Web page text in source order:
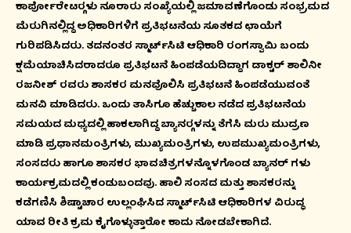
ಕಾರ್ಪೋರೇಟರ್‍ಗಳು ನೂರಾರು ಸಂಖ್ಯೆಯಲ್ಲಿ ಜಮಾವಣೆಗೊಂಡು ಸಂಭ್ರಮದ
ಮೆರುಗಿನಲ್ಲಿದ್ದ ಅಧಿಕಾರಿಗಳಿಗೆ ಪ್ರತಿಭಟನೆಯ ಸೂತಕದ ಛಾಯೆಗೆ
ಗುರಿಪಡಿಸಿದರು. ತದನಂತರ ಸ್ಮಾರ್ಟ್‍ಸಿಟಿ ಆಧಿಕಾರಿ ರಂಗಸ್ವಾಮಿ ಬಂದು
ಕ್ಷಮೆಯಾಚಿಸಿದರಾದರೂ ಪ್ರತಿಭಟನೆ ಹಿಂಪಡೆಯದಿದ್ದಾಗ ಡಾಕ್ಟರ್ ಶಾಲಿನೀ
ರಜನೀಶ್ ರವರು ಶಾಸಕರ ಮನವೊಲಿಸಿ ಪ್ರತಿಭಟನೆ ಹಿಂಪಡೆಯುವಂತೆ
ಮನವಿ ಮಾಡಿದರು. ಒಂದು ತಾಸಿಗೂ ಹೆಚ್ಚುಕಾಲ ನಡೆದ ಪ್ರತಿಭಟನೆಯ
ಸಮಯದ ಮಧ್ಯದಲ್ಲಿ ಹಾಕಲಾಗಿದ್ದ ಬ್ಯಾನರ್‍ಗಳನ್ನು ತೆಗೆಸಿ ಮರು ಮುದ್ರಣ
ಮಾಡಿ ಪ್ರಧಾನಮಂತ್ರಿಗಳು, ಮುಖ್ಯಮಂತ್ರಿಗಳು, ಉಪಮುಖ್ಯಮಂತ್ರಿಗಳು,
ಸಂಸದರು ಹಾಗೂ ಶಾಸಕರ ಭಾವಚಿತ್ರಗಳನ್ನೊಳಗೊಂಡ ಬ್ಯಾನರ್ ಗಳು
ಕಾರ್ಯಕ್ರಮದಲ್ಲಿ ಕಂಡುಬಂದವು. ಹಾಲಿ ಸಂಸದ ಮತ್ತು ಶಾಸಕರನ್ನು
ಕಡೆಗಣಿಸಿ ಶಿಷ್ಟಾಚಾರ ಉಲ್ಲಂಘಿಸಿದ ಸ್ಮಾರ್ಟ್‍ಸಿಟಿ ಆಧಿಕಾರಿಗಳ ವಿರುದ್ಧ
ಯಾವ ರೀತಿ ಕ್ರಮ ಕೈಗೊಳ್ಳುತ್ತಾರೋ ಕಾದು ನೋಡಬೇಕಾಗಿದೆ.